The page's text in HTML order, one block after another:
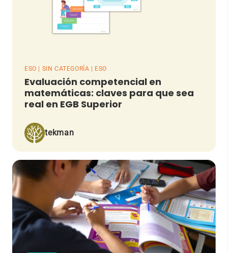
ESO | SIN CATEGORÍA | ESO
Evaluación competencial en
matemáticas: claves para que sea
real en EGB Superior
tekman